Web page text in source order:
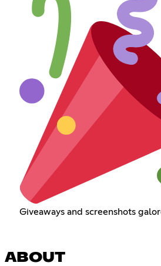
Giveaways and screenshots
ABOUT